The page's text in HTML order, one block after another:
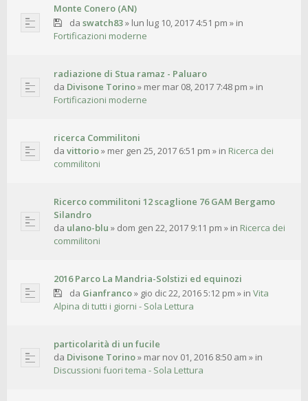
Monte Conero (AN)
da swatch83» lun lug 10, 2017 4:51 pm » in
Fortificazioni moderne
radiazione di Stua ramaz - Paluaro
da Divisone Torino» mer mar 08, 2017 7:48 pm » in
Fortificazioni moderne
ricerca Commilitoni
da vittorio» mer gen 25, 2017 6:51 pm » in Ricerca dei
commilitoni
Ricerco commilitoni 12 scaglione 76 GAM Bergamo
Silandro
da ulano-blu » dom gen 22, 2017 9:11 pm » in Ricerca dei
commilitoni
2016 Parco La Mandria-Solstizi ed equinozi
da Gianfranco» gio dic 22, 2016 5:12 pm » in Vita
Alpina di tutti i giorni - Sola Lettura
particolarità di un fucile
da Divisone Torino» mar nov 01, 2016 8:50 am » in
Discussioni fuori tema - Sola Lettura